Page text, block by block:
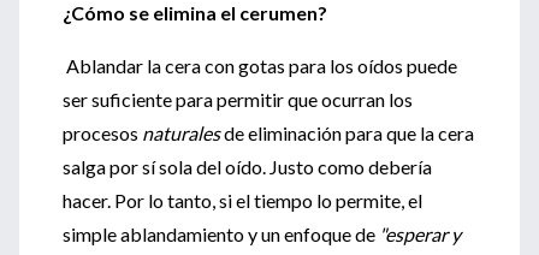
¿Cómo se elimina el cerumen?
Ablandar la cera con gotas para los oídos puede
ser suficiente para permitir que ocurran los
procesos naturalesde eliminación para que la cera
salga por sí sola del oído. Justo como debería
hacer. Por lo tanto, si el tiempo lo permite, el
simple ablandamiento y un enfoque de "esperar y